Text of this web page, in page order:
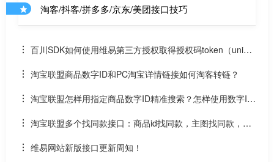
淘客/抖客/拼多多/京东/美团接口技巧
百川SDK如何使用维易第三方授权取得授权码token（uniap
p）淘宝联盟商品数字ID和PC淘宝详情链接如何淘客转链？
淘宝联盟怎样用指定商品数字ID精准搜索？怎样使用数字ID
和场景ID2转链？
淘宝联盟多个找同款接口：商品id找同款，主图找同款，SK
U找同款
维易网站新版接口更新周知！